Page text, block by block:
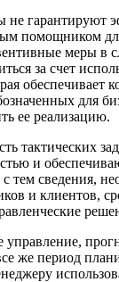
гарантируют
помощником
меры в
за счет
обеспечивает
для
ее реализацию.
тактических
и
тем сведения,
и клиентов,
же период